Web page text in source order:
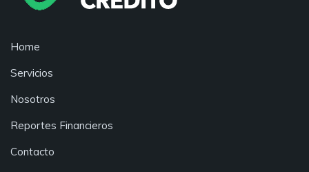
Home
Servicios
Nosotros
Reportes Financieros
Contacto